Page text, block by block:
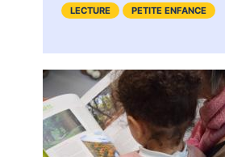
LECTURE PETITE ENFANCE